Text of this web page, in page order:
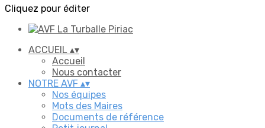
Cliquez pour éditer
ACCUEIL ▴▾
Accueil
Nous contacter
NOTRE AVF ▴▾
Nos équipes
Mots des Maires
Documents de référence